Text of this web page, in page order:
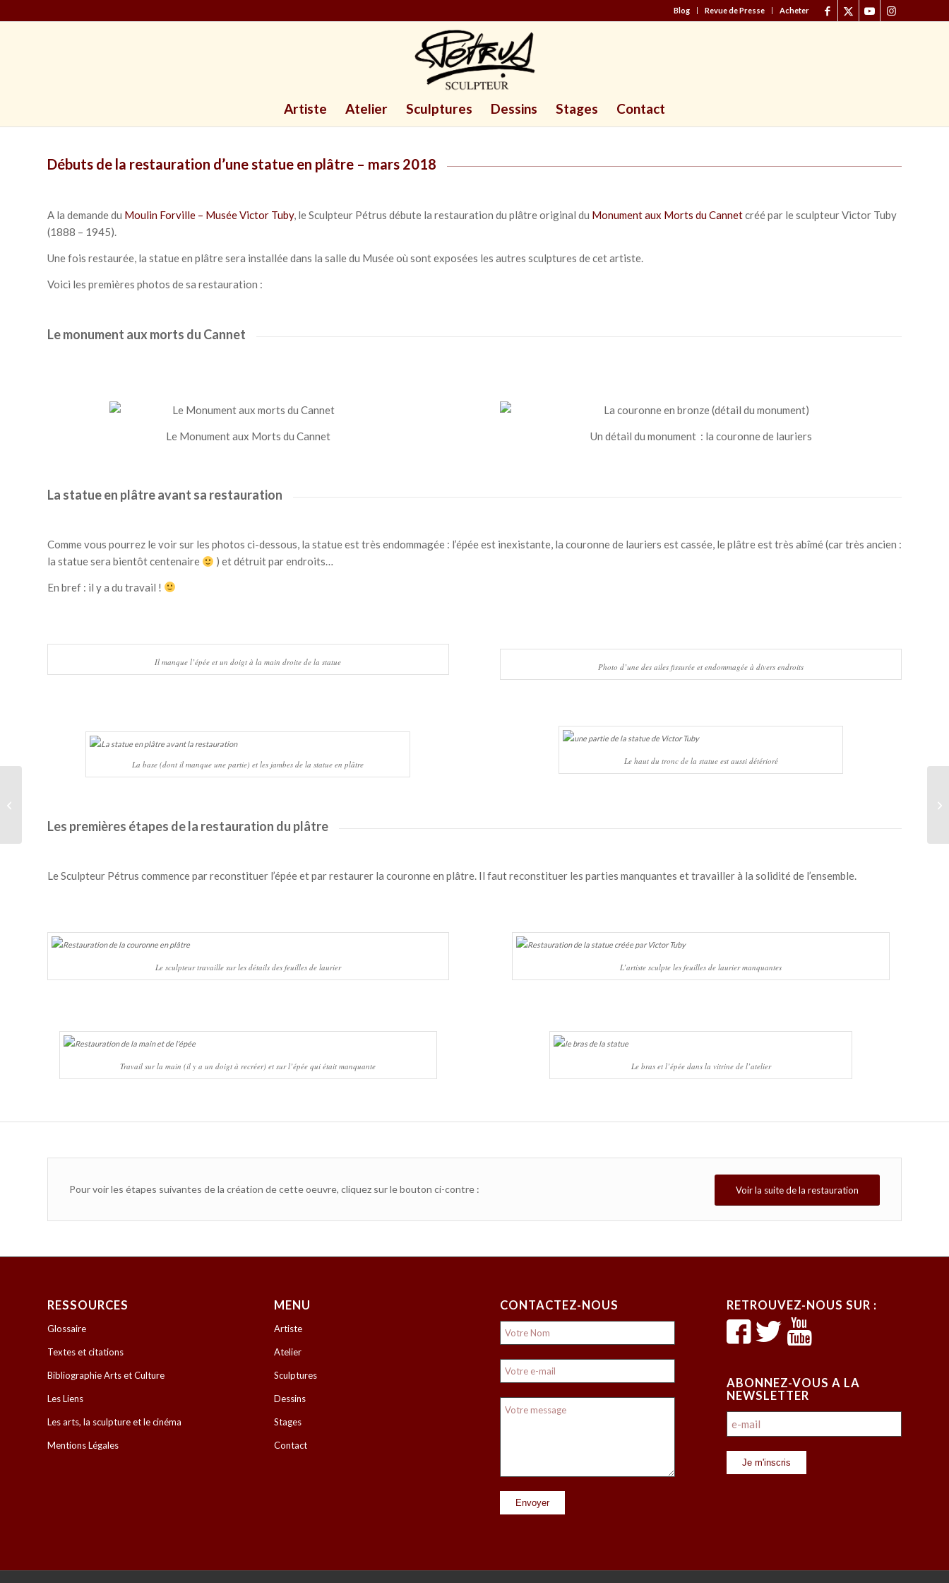
Blog Revue de Presse Acheter
Artiste Atelier Sculptures Dessins Stages Contact
Débuts de la restauration d’une statue en plâtre – mars 2018
A la demande du Moulin Forville – Musée Victor Tuby, le Sculpteur Pétrus débute la restauration du plâtre original du Monument aux Morts du Cannetcréé par le sculpteur Victor Tuby
(1888 – 1945).
Une fois restaurée, la statue en plâtre sera installée dans la salle du Musée où sont exposées les autres sculptures de cet artiste.
Voici les premières photos de sa restauration :
Le monument aux morts du Cannet
Le Monument aux Morts du Cannet Un détail du monument : la couronne de lauriers
La statue en plâtre avant sa restauration
Comme vous pourrez le voir sur les photos ci-dessous, la statue est très endommagée : l’épée est inexistante, la couronne de lauriers est cassée, le plâtre est très abîmé (car très ancien :
la statue sera bientôt centenaire
) et détruit par endroits…
En bref : il y a du travail !
Il manque l’épée et un doigt à la main droite de la statue
Photo d’une des ailes fissurée et endommagée à divers endroits
La base (dont il manque une partie) et les jambes de la statue en plâtre Le haut du tronc de la statue est aussi détérioré
Les premières étapes de la restauration du plâtre
Le Sculpteur Pétrus commence par reconstituer l’épée et par restaurer la couronne en plâtre. Il faut reconstituer les parties manquantes et travailler à la solidité de l’ensemble.
Le sculpteur travaille sur les détails des feuilles de laurier L’artiste sculpte les feuilles de laurier manquantes
Travail sur la main (il y a un doigt à recréer) et sur l’épée qui était manquante Le bras et l’épée dans la vitrine de l’atelier
Pour voir les étapes suivantes de la création de cette oeuvre, cliquez sur le bouton ci-contre : Voir la suite de la restauration
RESSOURCES
Glossaire
Textes et citations
Bibliographie Arts et Culture
Les Liens
Les arts, la sculpture et le cinéma
Mentions Légales
MENU
Artiste
Atelier
Sculptures
Dessins
Stages
Contact
CONTACTEZ-NOUS RETROUVEZ-NOUS SUR :
ABONNEZ-VOUS A LA
NEWSLETTER
relief – Janvier 201...